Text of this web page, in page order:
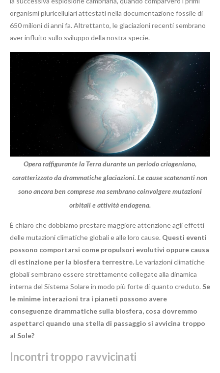
organismi pluricellulari attestati nella documentazione fossile di
650 milioni di anni fa. Altrettanto, le glaciazioni recenti sembrano
aver influito sullo sviluppo della nostra specie.
Opera raffigurante la Terra durante un periodo criogeniano,
caratterizzato da drammatiche glaciazioni. Le cause scatenanti non
sono ancora ben comprese ma sembrano coinvolgere mutazioni
orbitali e attività endogena.
È chiaro che dobbiamo prestare maggiore attenzione agli effetti
delle mutazioni climatiche globali e alle loro cause. Questi eventi
possono comportarsi come propulsori evolutivi oppure causa
di estinzione per la biosfera terrestre.Le variazioni climatiche
globali sembrano essere strettamente collegate alla dinamica
interna del Sistema Solare in modo più forte di quanto creduto. Se
le minime interazioni tra i pianeti possono avere
conseguenze drammatiche sulla biosfera, cosa dovremmo
aspettarci quando una stella di passaggio si avvicina troppo
al Sole?
Incontri troppo ravvicinati